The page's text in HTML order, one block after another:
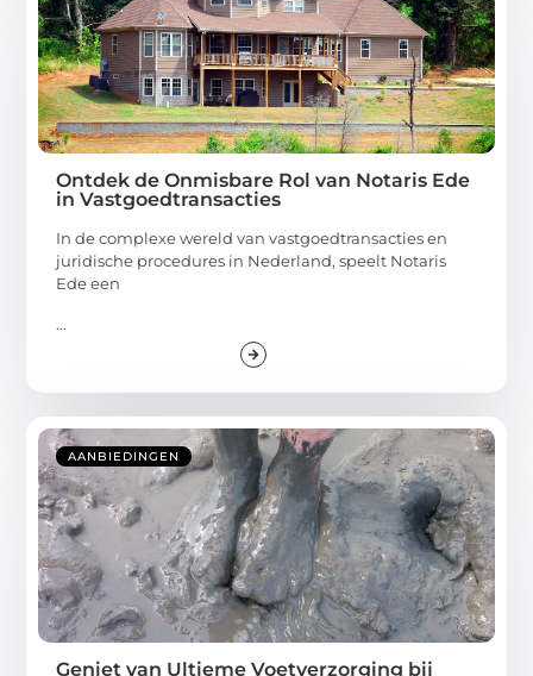
Ontdek de Onmisbare Rol van Notaris Ede
in Vastgoedtransacties
In de complexe wereld van vastgoedtransacties en
juridische procedures in Nederland, speelt Notaris
Ede een
...
AANBIEDINGEN
Geniet van Ultieme Voetverzorging bij